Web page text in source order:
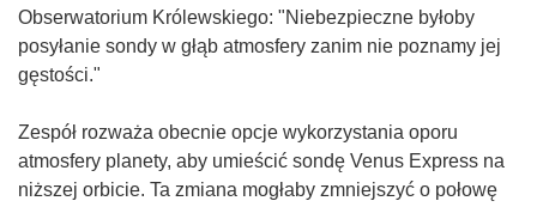
Obserwatorium Królewskiego: "Niebezpieczne byłoby
posyłanie sondy w głąb atmosfery zanim nie poznamy jej
gęstości."
Zespół rozważa obecnie opcje wykorzystania oporu
atmosfery planety, aby umieścić sondę Venus Express na
niższej orbicie. Ta zmiana mogłaby zmniejszyć o połowę